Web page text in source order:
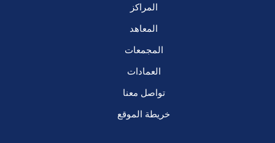
المراكز
المعاهد
المجمعات
العمادات
تواصل معنا
خريطة الموقع